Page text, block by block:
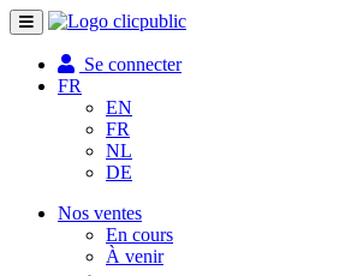
Toggle
navigation
Se connecter
FR
EN
FR
NL
DE
Nos ventes
En cours
À venir